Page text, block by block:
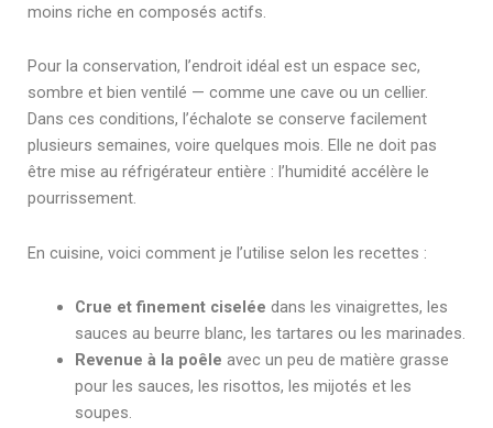
moins riche en composés actifs.
Pour la conservation, l’endroit idéal est un espace sec,
sombre et bien ventilé — comme une cave ou un cellier.
Dans ces conditions, l’échalote se conserve facilement
plusieurs semaines, voire quelques mois. Elle ne doit pas
être mise au réfrigérateur entière : l’humidité accélère le
pourrissement.
En cuisine, voici comment je l’utilise selon les recettes :
Crue et finement ciselée dans les vinaigrettes, les
sauces au beurre blanc, les tartares ou les marinades.
Revenue à la poêle avec un peu de matière grasse
pour les sauces, les risottos, les mijotés et les
soupes.